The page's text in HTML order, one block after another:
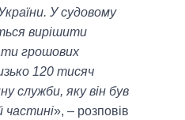
У судовому
вирішити
грошових
120 тисяч
служби, яку він був
частині», – розповів